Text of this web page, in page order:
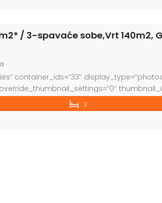
/ 3-spavaće sobe,Vrt 140m2,
container_ids=”33″
images_per_page=”20″
3